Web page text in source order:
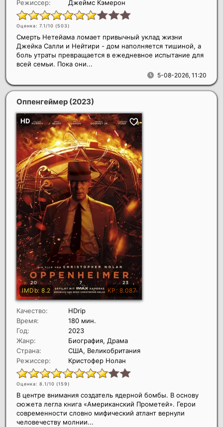
Режиссер: Джеймс Кэмерон
Оценка: 7.1/10 (503)
5-08-2026, 11:20
Смерть Нетейама ломает привычный уклад жизни
Джейка Салли и Нейтири - дом наполняется тишиной, а
боль утраты превращается в ежедневное испытание для
всей семьи. Пока они...
Оппенгеймер (2023)
Качество:
HDrip
Время:
180 мин.
Год:
2023
Жанр:
Биография, Драма
Страна:
США, Великобритания
Режиссер:
Кристофер Нолан
Оценка: 8.1/10 (159)
В центре внимания создатель ядерной бомбы. В основу
сюжета легла книга «Американский Прометей». Герои
современности словно мифический атлант вернули
человечеству молнии...